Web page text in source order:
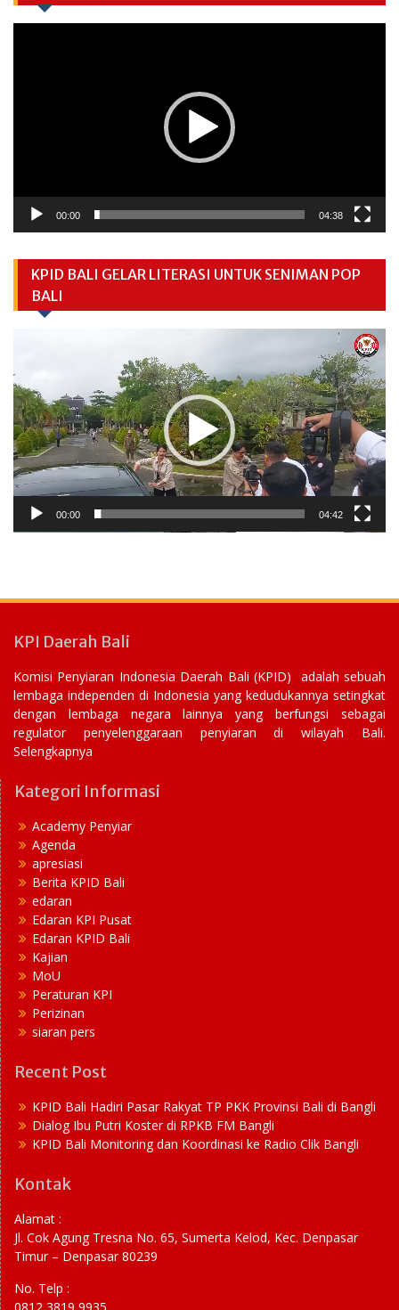
00:00 04:38
KPID BALI GELAR LITERASI UNTUK SENIMAN POP
BALI
00:00 04:42
KPI Daerah Bali
Komisi Penyiaran Indonesia Daerah Bali (KPID) adalah sebuah
lembaga independen di Indonesia yang kedudukannya setingkat
dengan lembaga negara lainnya yang berfungsi sebagai
regulator penyelenggaraan penyiaran di wilayah Bali.
Selengkapnya
Kategori Informasi
Academy Penyiar
Agenda
apresiasi
Berita KPID Bali
edaran
Edaran KPI Pusat
Edaran KPID Bali
Kajian
MoU
Peraturan KPI
Perizinan
siaran pers
Recent Post
KPID Bali Hadiri Pasar Rakyat TP PKK Provinsi Bali di Bangli
Dialog Ibu Putri Koster di RPKB FM Bangli
KPID Bali Monitoring dan Koordinasi ke Radio Clik Bangli
Kontak
Alamat :
Jl. Cok Agung Tresna No. 65, Sumerta Kelod, Kec. Denpasar
Timur – Denpasar 80239
No. Telp :